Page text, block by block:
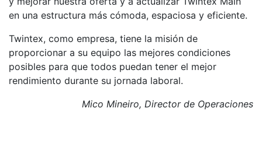
en una estructura más cómoda, espaciosa y eficiente.
Twintex, como empresa, tiene la misión de
proporcionar a su equipo las mejores condiciones
posibles para que todos puedan tener el mejor
rendimiento durante su jornada laboral.
Mico Mineiro, Director de Operaciones